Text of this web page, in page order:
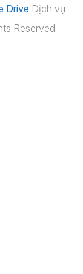
Drive Dịch vụ
Reserved.